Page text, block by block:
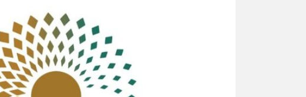
بلیط اتوبوس
مسیرهای نجف به کربلا